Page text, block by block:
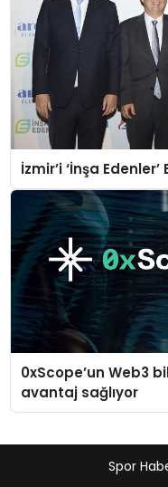
İzmir’i ‘İnşa
0xScope’un Web3
avantaj sağlıyor
Spor